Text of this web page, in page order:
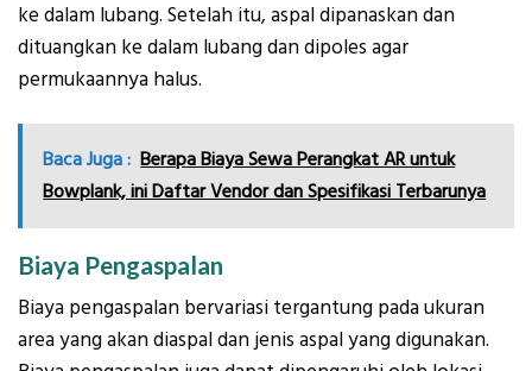
ke dalam lubang. Setelah itu, aspal dipanaskan dan
dituangkan ke dalam lubang dan dipoles agar
permukaannya halus.
Baca Juga : Berapa Biaya Sewa Perangkat AR untuk
Bowplank, ini Daftar Vendor dan Spesifikasi Terbarunya
Biaya Pengaspalan
Biaya pengaspalan bervariasi tergantung pada ukuran
area yang akan diaspal dan jenis aspal yang digunakan.